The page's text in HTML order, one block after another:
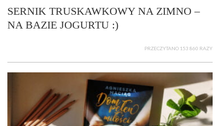
SERNIK TRUSKAWKOWY NA ZIMNO –
NA BAZIE JOGURTU :)
PRZECZYTANO 153 860 RAZY